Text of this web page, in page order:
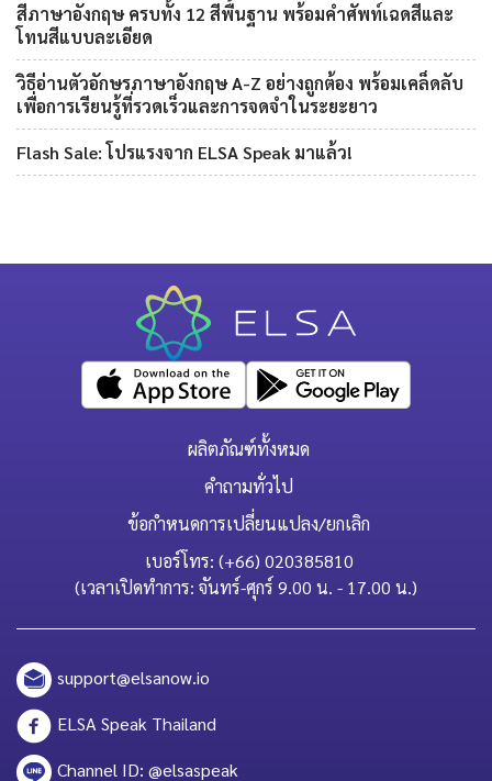
สีภาษาอังกฤษ ครบทั้ง 12 สีพื้นฐาน พร้อมคำศัพท์เฉดสีและ
โทนสีแบบละเอียด
วิธีอ่านตัวอักษรภาษาอังกฤษ A-Z อย่างถูกต้อง พร้อมเคล็ดลับ
เพื่อการเรียนรู้ที่รวดเร็วและการจดจำในระยะยาว
Flash Sale: โปรแรงจาก ELSA Speak มาแล้ว!
ผลิตภัณฑ์ทั้งหมด
คำถามทั่วไป
ข้อกำหนดการเปลี่ยนแปลง/ยกเลิก
เบอร์โทร: (+66) 020385810
(เวลาเปิดทำการ: จันทร์-ศุกร์ 9.00 น. - 17.00 น.)
support@elsanow.io
ELSA Speak Thailand
Channel ID: @elsaspeak